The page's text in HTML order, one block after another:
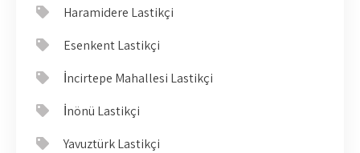
Haramidere Lastikçi
Esenkent Lastikçi
İncirtepe Mahallesi Lastikçi
İnönü Lastikçi
Yavuztürk Lastikçi